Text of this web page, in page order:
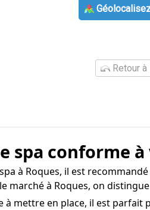
Retour
spa conforme à
à Roques, il est
marché à Roques, on
à mettre en place, il est